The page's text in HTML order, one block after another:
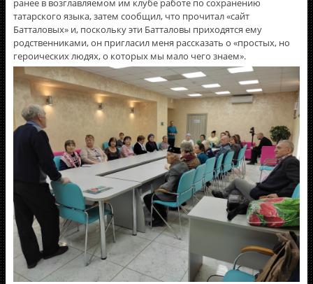
ранее в возглавляемом им клубе работе по сохранению
татарского языка, затем сообщил, что прочитал «сайт
Батталовых» и, поскольку эти Батталовы приходятся ему
родственниками, он пригласил меня рассказать о «простых, но
героических людях, о которых мы мало чего знаем».